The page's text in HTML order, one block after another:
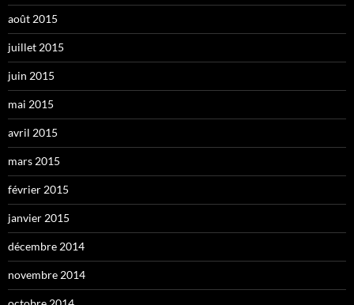
août 2015
juillet 2015
juin 2015
mai 2015
avril 2015
mars 2015
février 2015
janvier 2015
décembre 2014
novembre 2014